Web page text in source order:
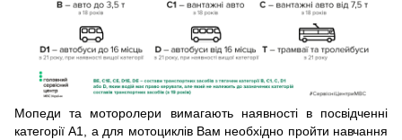
Мопеди та моторолери вимагають наявності в посвідченні
категорії А1, а для мотоциклів Вам необхідно пройти навчання